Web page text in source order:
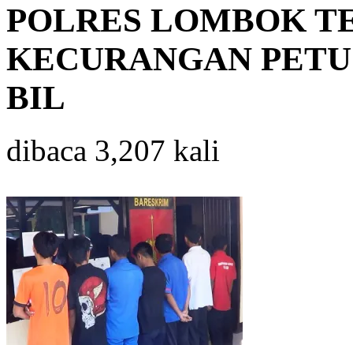
POLRES LOMBOK
KECURANGAN
BIL
dibaca 3,207 kali